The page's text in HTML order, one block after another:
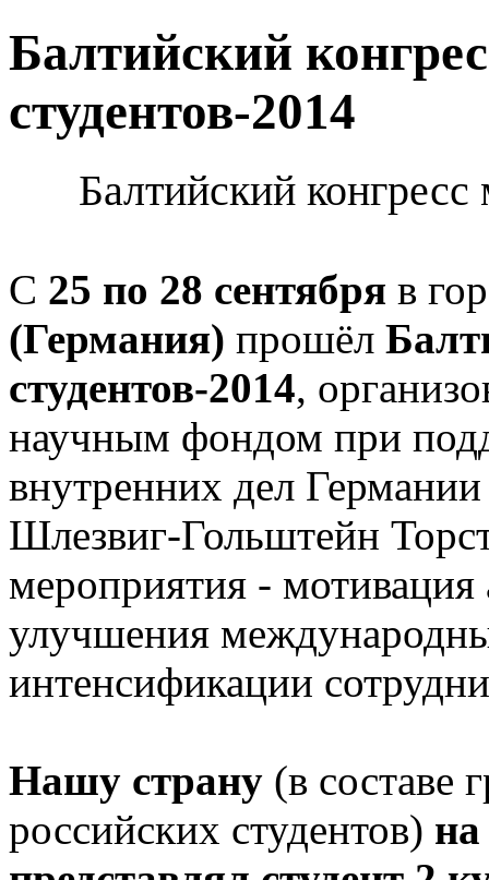
Балтийский
студентов-2014
Балтийский
С 25 по 28 сентября в
(Германия) прошёл
студентов-2014,
научным фондом при
внутренних дел
Шлезвиг-Гольштейн
мероприятия -
улучшения
интенсификации
Нашу страну (в составе
российских студентов) на